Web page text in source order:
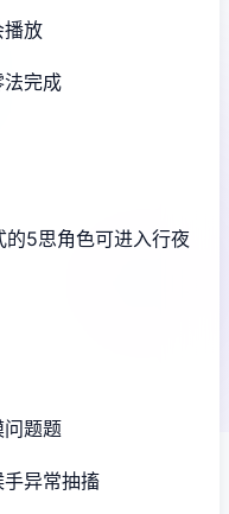
播放
完成
的5思角色可进入行夜
题题
异常抽搐